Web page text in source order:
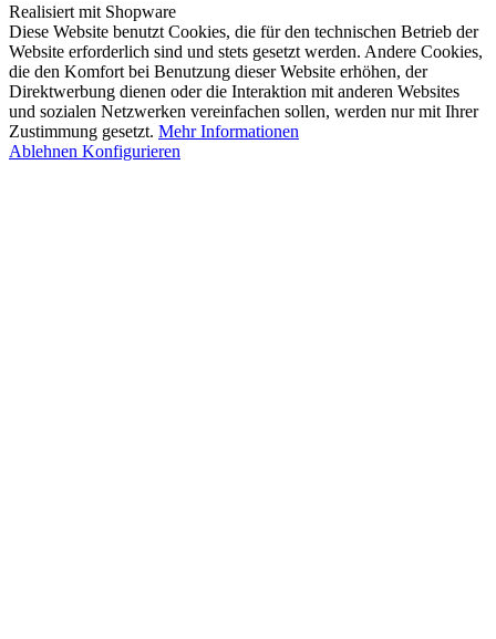
Realisiert mit Shopware
Diese Website benutzt Cookies, die für den technischen Betrieb der
Website erforderlich sind und stets gesetzt werden. Andere Cookies,
die den Komfort bei Benutzung dieser Website erhöhen, der
Direktwerbung dienen oder die Interaktion mit anderen Websites
und sozialen Netzwerken vereinfachen sollen, werden nur mit Ihrer
Zustimmung gesetzt. Mehr Informationen
Ablehnen Konfigurieren